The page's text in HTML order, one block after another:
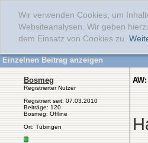
Wir verwenden Cookies, um
Websiteanalysen. Wir geben
dem Einsatz von Cookies zu.
Einzelnen Beitrag anzeigen
Bosmeg
Registrierter Nutzer
Registriert seit: 07.03.2010
Beiträge: 120
Bosmeg: Offline
Ort: Tübingen